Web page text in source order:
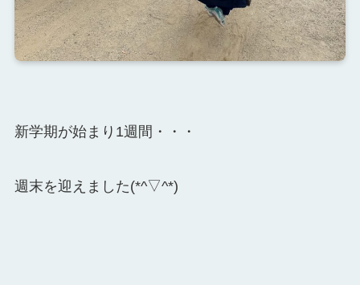
新学期が始まり1週間・・・
週末を迎えました(*^▽^*)